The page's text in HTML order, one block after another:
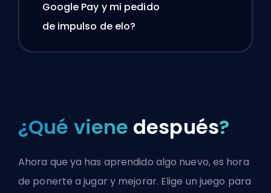
Google Pay y mi pedido
de impulso de elo?
¿Qué viene después?
Ahora que ya has aprendido algo nuevo, es hora
de ponerte a jugar y mejorar. Elige un juego para